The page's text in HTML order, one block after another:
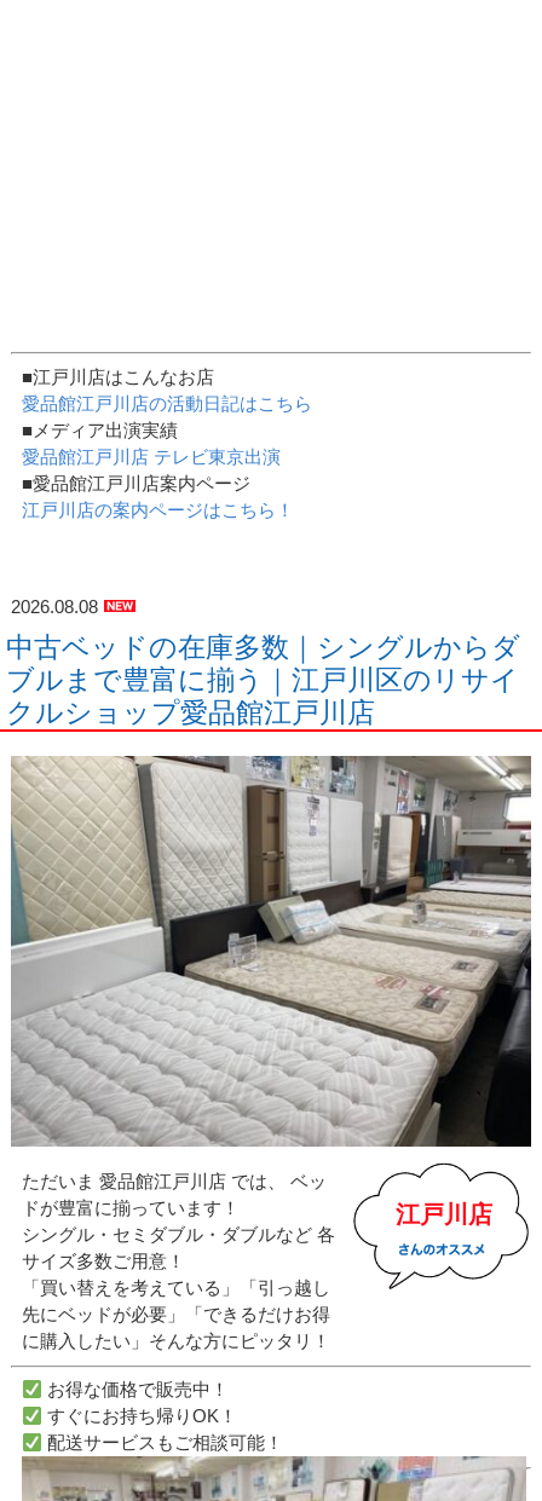
■江戸川店はこんなお店
愛品館江戸川店の活動日記はこちら
■メディア出演実績
愛品館江戸川店 テレビ東京出演
■愛品館江戸川店案内ページ
江戸川店の案内ページはこちら！
2026.08.08
中古ベッドの在庫多数｜シングルからダ
ブルまで豊富に揃う｜江戸川区のリサイ
クルショップ愛品館江戸川店
江戸川店
ただいま 愛品館江戸川店 では、 ベッ
ドが豊富に揃っています！
シングル・セミダブル・ダブルなど 各
サイズ多数ご用意！
「買い替えを考えている」「引っ越し
先にベッドが必要」「できるだけお得
に購入したい」そんな方にピッタリ！
お得な価格で販売中！
すぐにお持ち帰りOK！
配送サービスもご相談可能！